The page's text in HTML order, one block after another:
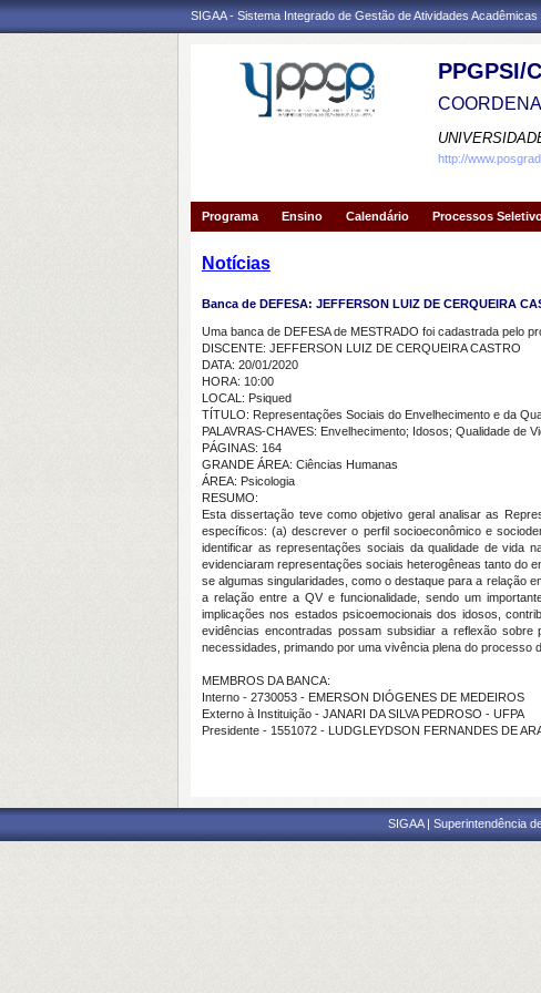
SIGAA - Sistema Integrado de Gestão de Atividades Acadêmicas
PPGPSI/
http://
Programa Ensino Calendário Processos
Notícias
Banca de DEFESA: JEFFERSON LUIZ DE CERQUEIRA
Uma banca de DEFESA de MESTRADO foi cadastrada pelo
DISCENTE: JEFFERSON LUIZ DE CERQUEIRA CASTRO
DATA: 20/01/2020
HORA: 10:00
LOCAL: Psiqued
TÍTULO: Representações Sociais do Envelhecimento e da
PALAVRAS-CHAVES: Envelhecimento; Idosos; Qualidade de
PÁGINAS: 164
GRANDE ÁREA: Ciências Humanas
ÁREA: Psicologia
RESUMO:
Esta dissertação teve como objetivo geral analisar as
específicos: (a) descrever o perfil socioeconômico e
identificar as representações sociais da qualidade de vida
evidenciaram representações sociais heterogêneas tanto do
se algumas singularidades, como o destaque para a relação
a relação entre a QV e funcionalidade, sendo um
implicações nos estados psicoemocionais dos idosos,
evidências encontradas possam subsidiar a reflexão
necessidades, primando por uma vivência plena do processo
MEMBROS DA BANCA:
Interno - 2730053 - EMERSON DIÓGENES DE MEDEIROS
Externo à Instituição - JANARI DA SILVA PEDROSO - UFPA
Presidente - 1551072 - LUDGLEYDSON FERNANDES DE
SIGAA | Superintendência